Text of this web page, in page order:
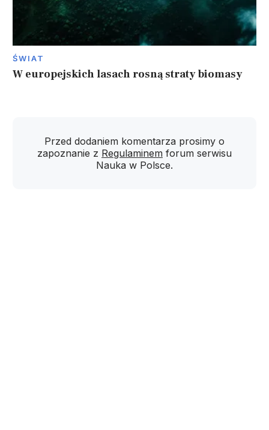
ŚWIAT
W europejskich lasach rosną straty biomasy
Przed dodaniem komentarza prosimy o
zapoznanie z Regulaminem forum serwisu
Nauka w Polsce.